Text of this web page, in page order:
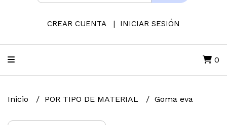
CREAR CUENTA INICIAR SESIÓN
0
Inicio POR TIPO DE MATERIAL Goma eva